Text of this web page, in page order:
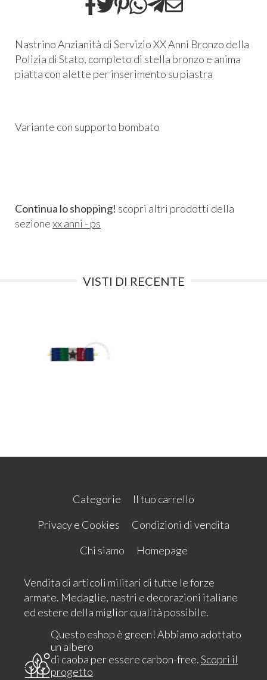
Nastrino Anzianità di Servizio XX Anni Bronzo della
Polizia di Stato, completo di stella bronzo e anima
piatta con alette per inserimento su piastra
Variante con supporto bombato
Continua lo shopping! scopri altri prodotti della
sezionexx anni - ps
VISTI DI RECENTE
Categorie
Il tuo carrello
Privacy e Cookies
Condizioni di vendita
Chi siamo
Homepage
Vendita di articoli militari di tutte le forze
armate. Medaglie, nastri e decorazioni italiane
ed estere della miglior qualità possibile.
Questo eshop è green! Abbiamo adottato
un albero
di caoba per essere carbon-free.Scopri il
progetto